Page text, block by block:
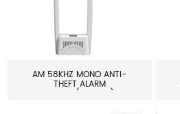
AM 58KHZ MONO ANTI-
THEFT ALARM
SYSTEM(EAS003)